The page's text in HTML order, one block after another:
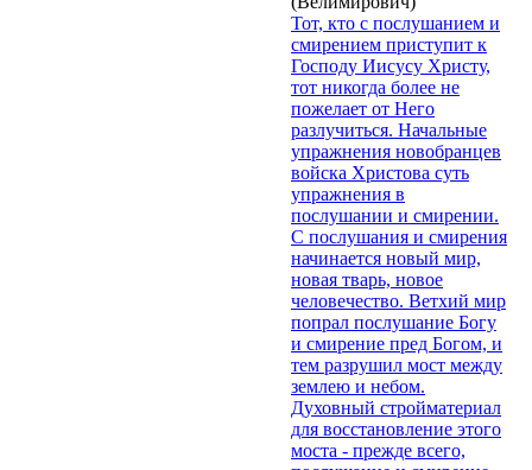
Тот, кто с послушанием и
смирением приступит к
Господу Иисусу Христу,
тот никогда более не
пожелает от Него
разлучиться. Начальные
упражнения новобранцев
войска Христова суть
упражнения в
послушании и смирении.
С послушания и смирения
начинается новый мир,
новая тварь, новое
человечество. Ветхий мир
попрал послушание Богу
и смирение пред Богом, и
тем разрушил мост между
землею и небом.
Духовный стройматериал
для восстановление этого
моста - прежде всего,